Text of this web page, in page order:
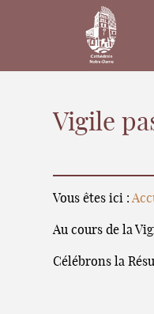
Vigile
Vous êtes ici :
Au cours de la
Célébrons la